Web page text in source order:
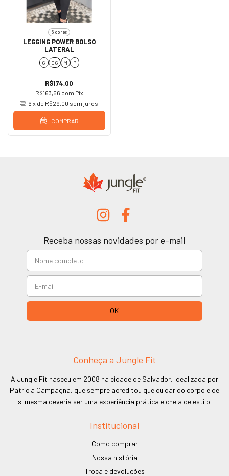
6 cores
LEGGING POWER BOLSO
LATERAL
G GG M P
R$174,00
R$163,56 com Pix
6 x de R$29,00 sem juros
COMPRAR
Receba nossas novidades por e-mail
Conheça a Jungle Fit
A Jungle Fit nasceu em 2008 na cidade de Salvador, idealizada por
Patrícia Campagna, que sempre acreditou que cuidar do corpo e de
si mesma deveria ser uma experiência prática e cheia de estilo.
Institucional
Como comprar
Nossa história
Troca e devoluções